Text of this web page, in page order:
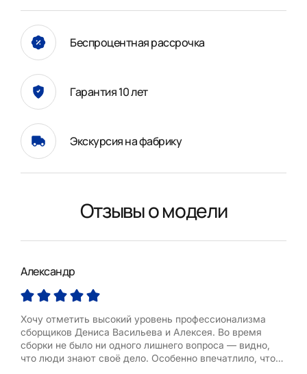
Беспроцентная рассрочка
Гарантия 10 лет
Экскурсия на фабрику
Отзывы о модели
Александр
Хочу отметить высокий уровень профессионализма
сборщиков Дениса Васильева и Алексея. Во время
сборки не было ни одного лишнего вопроса — видно,
что люди знают своё дело. Особенно впечатлило, что